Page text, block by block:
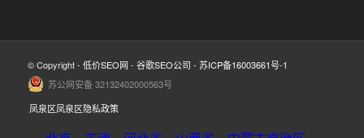
© Copyright - 低价SEO网 - 谷歌SEO公司 - 苏ICP备16003661号-1
苏公网安备 32132402000563号
凤泉区凤泉区隐私政策